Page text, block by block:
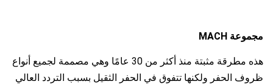
مجموعة MACH
هذه مطرقة مثبتة منذ أكثر من 30 عامًا وهي مصممة لجميع أنواع
ظروف الحفر ولكنها تتفوق في الحفر الثقيل بسبب التردد العالي